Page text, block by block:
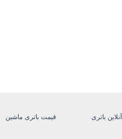
باتری قیمت باتری ماشین